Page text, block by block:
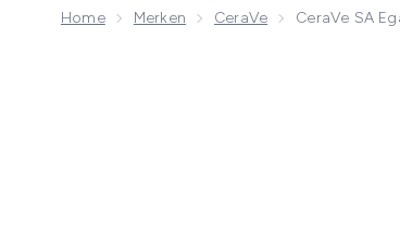
Home Merken CeraVe CeraVe SA